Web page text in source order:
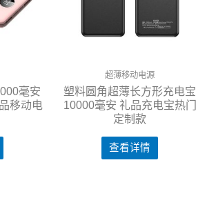
毫安
移动电
超薄移动电源
塑料圆角超薄长方形充电宝
10000毫安 礼品充电宝热门
定制款
查看详情